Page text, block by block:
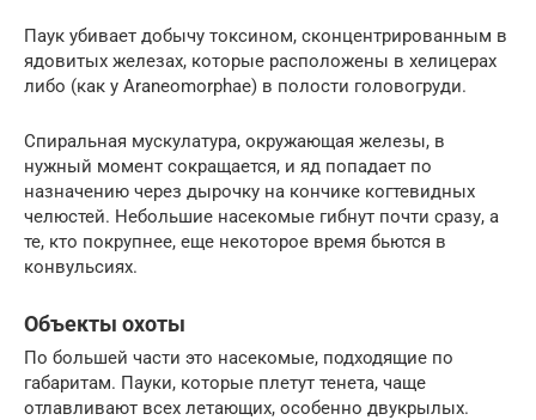
Паук убивает добычу токсином, сконцентрированным в
ядовитых железах, которые расположены в хелицерах
либо (как у Araneomorphae) в полости головогруди.
Спиральная мускулатура, окружающая железы, в
нужный момент сокращается, и яд попадает по
назначению через дырочку на кончике когтевидных
челюстей. Небольшие насекомые гибнут почти сразу, а
те, кто покрупнее, еще некоторое время бьются в
конвульсиях.
Объекты охоты
По большей части это насекомые, подходящие по
габаритам. Пауки, которые плетут тенета, чаще
отлавливают всех летающих, особенно двукрылых.